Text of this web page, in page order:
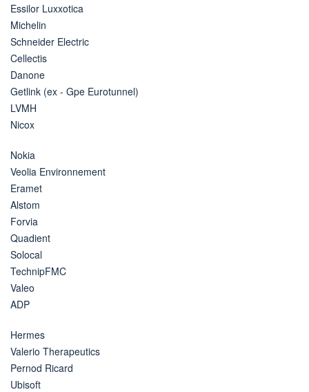
Essilor Luxxotica
Michelin
Schneider Electric
Cellectis
Danone
Getlink (ex - Gpe Eurotunnel)
LVMH
Nicox
Nokia
Veolia Environnement
Eramet
Alstom
Forvia
Quadient
Solocal
TechnipFMC
Valeo
ADP
Hermes
Valerio Therapeutics
Pernod Ricard
Ubisoft